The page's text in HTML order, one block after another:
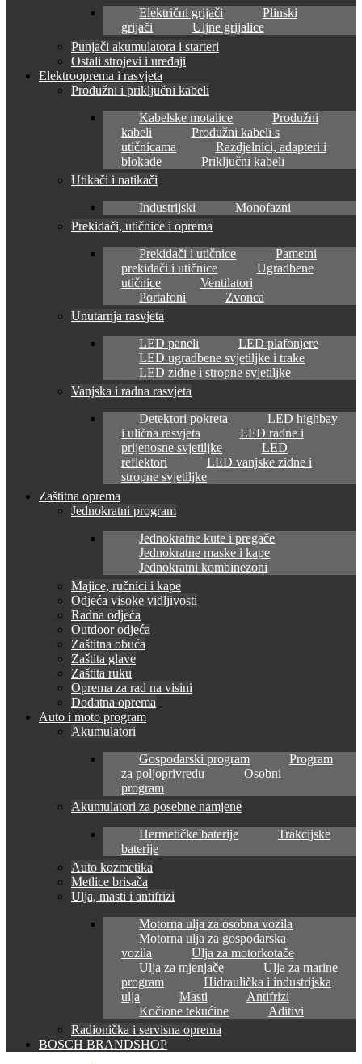
Električni grijači
Plinski
grijači
Uljne grijalice
Punjači akumulatora i starteri
Ostali strojevi i uređaji
Elektrooprema i rasvjeta
Produžni i priključni kabeli
Kabelske motalice
Produžni
kabeli
Produžni kabeli s
utičnicama
Razdjelnici, adapteri i
blokade
Priključni kabeli
Utikači i natikači
Industrijski
Monofazni
Prekidači, utičnice i oprema
Prekidači i utičnice
Pametni
prekidači i utičnice
Ugradbene
utičnice
Ventilatori
Portafoni
Zvonca
Unutarnja rasvjeta
LED paneli
LED plafonjere
LED ugradbene svjetiljke i trake
LED zidne i stropne svjetiljke
Vanjska i radna rasvjeta
Detektori pokreta
LED highbay
i ulična rasvjeta
LED radne i
prijenosne svjetiljke
LED
reflektori
LED vanjske zidne i
stropne svjetiljke
Zaštitna oprema
Jednokratni program
Jednokratne kute i pregače
Jednokratne maske i kape
Jednokratni kombinezoni
Majice, ručnici i kape
Odjeća visoke vidljivosti
Radna odjeća
Outdoor odjeća
Zaštitna obuća
Zaštita glave
Zaštita ruku
Oprema za rad na visini
Dodatna oprema
Auto i moto program
Akumulatori
Gospodarski program
Program
za poljoprivredu
Osobni
program
Akumulatori za posebne namjene
Hermetičke baterije
Trakcijske
baterije
Auto kozmetika
Metlice brisača
Ulja, masti i antifrizi
Motorna ulja za osobna vozila
Motorna ulja za gospodarska
vozila
Ulja za motorkotače
Ulja za mjenjače
Ulja za marine
program
Hidraulička i industrijska
ulja
Masti
Antifrizi
Kočione tekućine
Aditivi
Radionička i servisna oprema
BOSCH BRANDSHOP